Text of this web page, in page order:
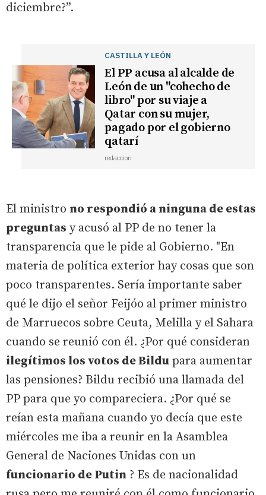
diciembre?”.
CASTILLA Y LEÓN
El PP acusa al alcalde de
León de un "cohecho de
libro" por su viaje a
Qatar con su mujer,
pagado por el gobierno
qatarí
redaccion
El ministro no respondió a ninguna de estas
preguntas y acusó al PP de no tener la
transparencia que le pide al Gobierno. "En
materia de política exterior hay cosas que son
poco transparentes. Sería importante saber
qué le dijo el señor Feijóo al primer ministro
de Marruecos sobre Ceuta, Melilla y el Sahara
cuando se reunió con él. ¿Por qué consideran
ilegítimos los votos de Bildu para aumentar
las pensiones? Bildu recibió una llamada del
PP para que yo compareciera. ¿Por qué se
reían esta mañana cuando yo decía que este
miércoles me iba a reunir en la Asamblea
General de Naciones Unidas con un
funcionario de Putin ? Es de nacionalidad